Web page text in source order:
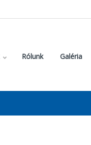
Rólunk Galéria